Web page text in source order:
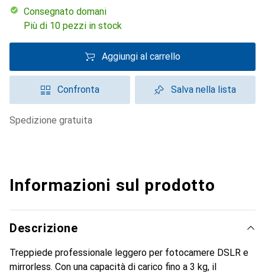
Consegnato domani
Più di 10 pezzi in stock
Aggiungi al carrello
Confronta Salva nella lista
spedizione gratuita
Informazioni sul prodotto
Descrizione
Treppiede professionale leggero per fotocamere DSLR e
mirrorless. Con una capacità di carico fino a 3 kg, il